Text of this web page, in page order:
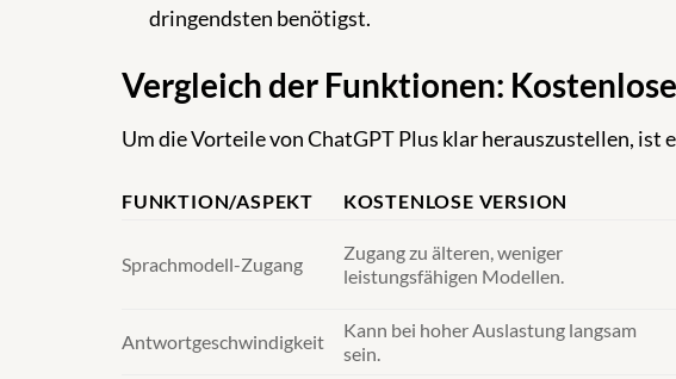
dringendsten benötigst.
Vergleich der Funktionen:
Um die Vorteile von ChatGPT Plus klar herauszustellen,
FUNKTION/ASPEKT KOSTENLOSE VERSION
Sprachmodell-Zugang
Zugang zu älteren, weniger
leistungsfähigen Modellen.
Antwortgeschwindigkeit
Kann bei hoher Auslastung langsam
sein.